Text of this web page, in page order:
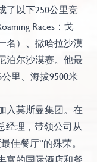
了以下250公里竞
Races：戈
名）、撒哈拉沙漠
泊尔沙漠赛。他最
里、海拔9500米
入莫斯曼集团。在
经理，带领公司从
佳餐厅”的殊荣。